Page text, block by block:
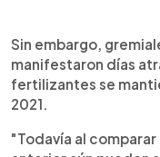
Sin embargo,
manifestaron días
fertilizantes se
2021.
"Todavía al